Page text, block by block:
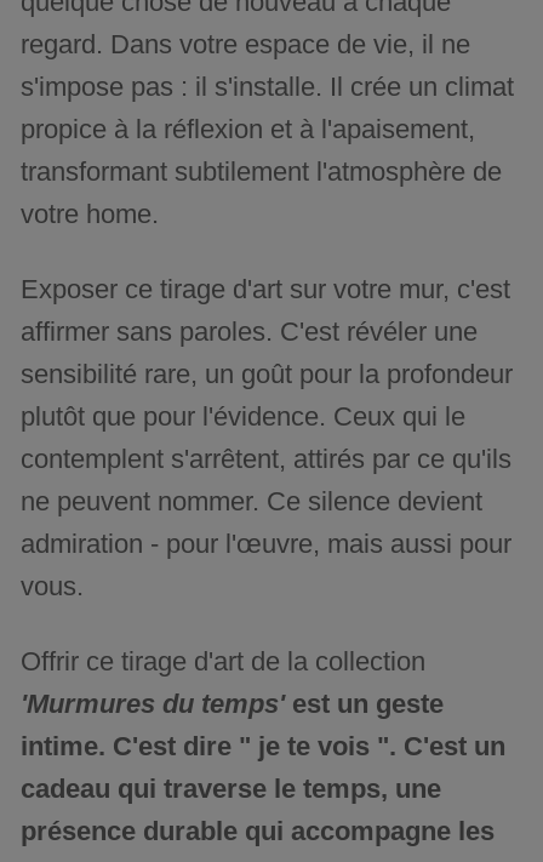
regard. Dans votre espace de vie, il ne
s'impose pas : il s'installe. Il crée un climat
propice à la réflexion et à l'apaisement,
transformant subtilement l'atmosphère de
votre home.
Exposer ce tirage d'art sur votre mur, c'est
affirmer sans paroles. C'est révéler une
sensibilité rare, un goût pour la profondeur
plutôt que pour l'évidence. Ceux qui le
contemplent s'arrêtent, attirés par ce qu'ils
ne peuvent nommer. Ce silence devient
admiration - pour l'œuvre, mais aussi pour
vous.
Offrir ce tirage d'art de la collection
'Murmures du temps'est un geste
intime. C'est dire " je te vois ". C'est un
cadeau qui traverse le temps, une
présence durable qui accompagne les